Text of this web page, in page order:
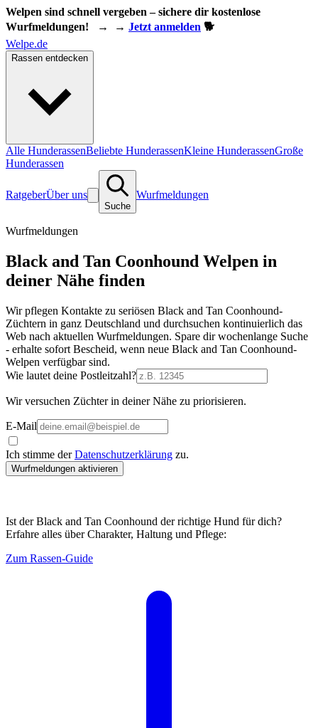
Welpen sind schnell vergeben – sichere dir kostenlose
Wurfmeldungen! → → Jetzt anmelden 🐕
Welpe.de
Rassen entdecken
Alle HunderassenBeliebte HunderassenKleine HunderassenGroße
Hunderassen
RatgeberÜber uns
Suche
Wurfmeldungen
Wurfmeldungen
Black and Tan Coonhound Welpen in
deiner Nähe finden
Wir pflegen Kontakte zu seriösen Black and Tan Coonhound-
Züchtern in ganz Deutschland und durchsuchen kontinuierlich das
Web nach aktuellen Wurfmeldungen. Spare dir wochenlange Suche
- erhalte sofort Bescheid, wenn neue Black and Tan Coonhound-
Welpen verfügbar sind.
Wie lautet deine Postleitzahl?
Wir versuchen Züchter in deiner Nähe zu priorisieren.
E-Mail
Ich stimme derDatenschutzerklärung zu.
Wurfmeldungen aktivieren
Ist der Black and Tan Coonhound der richtige Hund für dich?
Erfahre alles über Charakter, Haltung und Pflege:
Zum Rassen-Guide